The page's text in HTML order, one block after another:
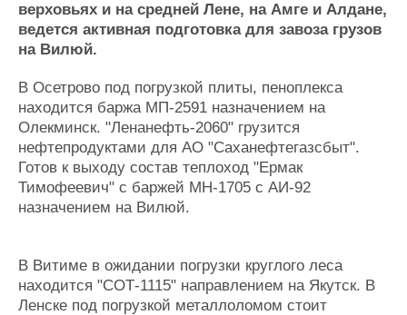
Работа
Крюинг
Журнал
Материалы
Услуги
Конференции
Выставки и семинары
Личности
Словарь
Флот
Галерея флота
Форум
верховьях и на средней Лене, на Амге и Алдане,
ведется активная подготовка для завоза грузов
на Вилюй.
В Осетрово под погрузкой плиты, пеноплекса
находится баржа МП-2591 назначением на
Олекминск. "Ленанефть-2060" грузится
нефтепродуктами для АО "Саханефтегазсбыт".
Готов к выходу состав теплоход "Ермак
Тимофеевич" с баржей МН-1705 с АИ-92
назначением на Вилюй.
В Витиме в ожидании погрузки круглого леса
находится "СОТ-1115" направлением на Якутск. В
Ленске под погрузкой металлоломом стоит